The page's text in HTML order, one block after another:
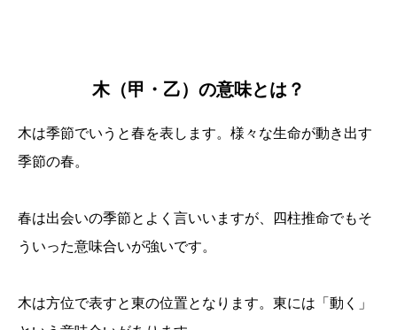
木（甲・乙）の意味とは？
木は季節でいうと春を表します。様々な生命が動き出す
季節の春。
春は出会いの季節とよく言いいますが、四柱推命でもそ
ういった意味合いが強いです。
木は方位で表すと東の位置となります。東には「動く」